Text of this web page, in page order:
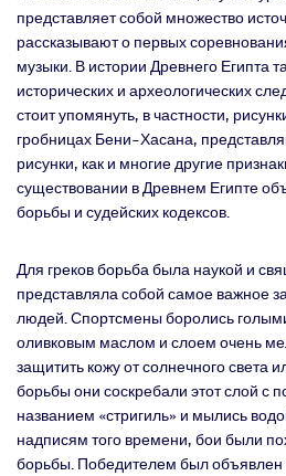
представляет собой множество
рассказывают о первых
музыки. В истории Древнего Египта
исторических и археологических
стоит упомянуть, в частности,
гробницах Бени-Хасана,
рисунки, как и многие другие
существовании в Древнем Египте
борьбы и судейских кодексов.
Для греков борьба была наукой и
представляла собой самое важное
людей. Спортсмены боролись
оливковым маслом и слоем очень
защитить кожу от солнечного света
борьбы они соскребали этот слой с
названием «стригиль» и мылись
надписям того времени, бои были
борьбы. Победителем был объявлен